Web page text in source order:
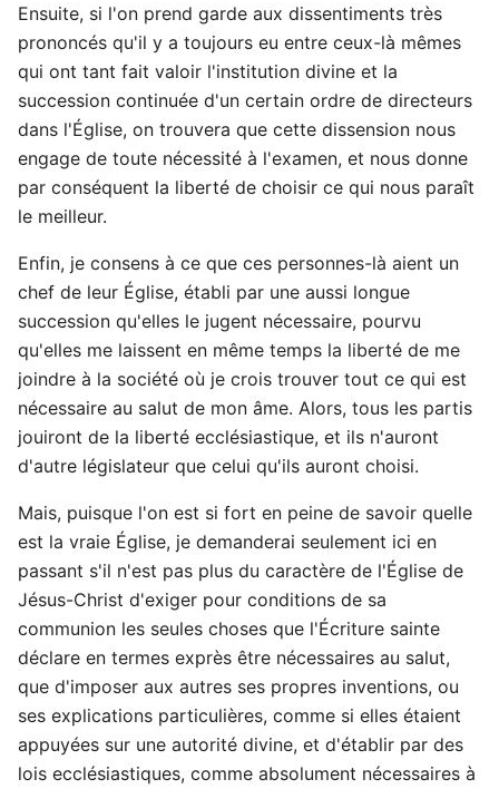
Ensuite, si l'on prend garde aux dissentiments très
prononcés qu'il y a toujours eu entre ceux-là mêmes
qui ont tant fait valoir l'institution divine et la
succession continuée d'un certain ordre de directeurs
dans l'Église, on trouvera que cette dissension nous
engage de toute nécessité à l'examen, et nous donne
par conséquent la liberté de choisir ce qui nous paraît
le meilleur.
Enfin, je consens à ce que ces personnes-là aient un
chef de leur Église, établi par une aussi longue
succession qu'elles le jugent nécessaire, pourvu
qu'elles me laissent en même temps la liberté de me
joindre à la société où je crois trouver tout ce qui est
nécessaire au salut de mon âme. Alors, tous les partis
jouiront de la liberté ecclésiastique, et ils n'auront
d'autre législateur que celui qu'ils auront choisi.
Mais, puisque l'on est si fort en peine de savoir quelle
est la vraie Église, je demanderai seulement ici en
passant s'il n'est pas plus du caractère de l'Église de
Jésus-Christ d'exiger pour conditions de sa
communion les seules choses que l'Écriture sainte
déclare en termes exprès être nécessaires au salut,
que d'imposer aux autres ses propres inventions, ou
ses explications particulières, comme si elles étaient
appuyées sur une autorité divine, et d'établir par des
lois ecclésiastiques, comme absolument nécessaires à